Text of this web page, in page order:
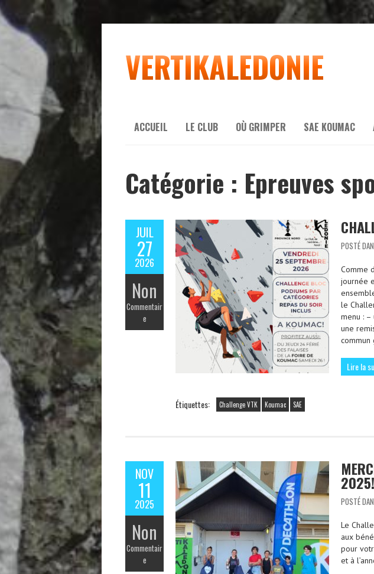
VERTIKALEDONIE
ACCUEIL LE CLUB OÙ GRIMPER SAE KOUMAC
Catégorie : Epreuves
JUIL
27
2026
Non
Commentair
e
POSTÉ
Comme
journée
le
menu :
une
Lire la
Étiquettes: Challenge VTK Koumac SAE
NOV
11
2025
Non
Commentair
e
2025!
POSTÉ
Le
aux
pour
et à